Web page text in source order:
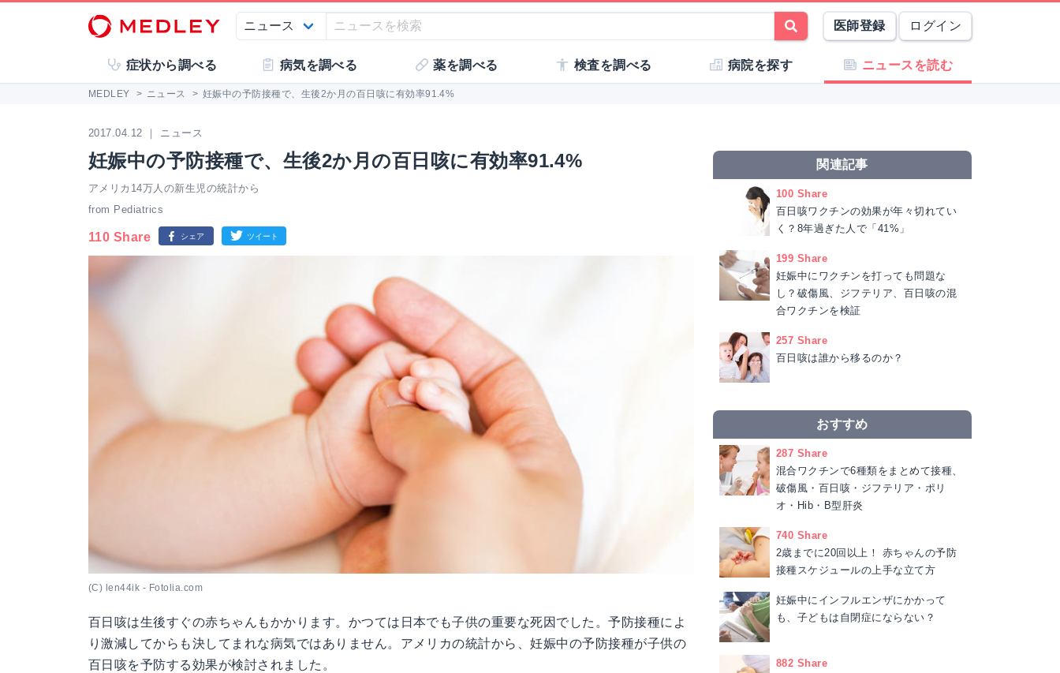
医師登録 ログイン
症状から調べる 病気を調べる 薬を調べる 検査を調べる 病院を探す ニュースを読む
MEDLEY > ニュース > 妊娠中の予防接種で、生後2か月の百日咳に有効率91.4%
2017.04.12 ｜ ニュース
妊娠中の予防接種で、生後2か月の百日咳に有効率91.4%
アメリカ14万人の新生児の統計から
from Pediatrics
110 Share
(C) len44ik - Fotolia.com
百日咳は生後すぐの赤ちゃんもかかります。かつては日本でも子供の重要な死因でした。予防接種によ
り激減してからも決してまれな病気ではありません。アメリカの統計から、妊娠中の予防接種が子供の
百日咳を予防する効果が検討されました。
関連記事
100 Share
百日咳ワクチンの効果が年々切れてい
く？8年過ぎた人で「41%」
199 Share
妊娠中にワクチンを打っても問題な
し？破傷風、ジフテリア、百日咳の混
合ワクチンを検証
257 Share
百日咳は誰から移るのか？
おすすめ
287 Share
混合ワクチンで6種類をまとめて接種、
破傷風・百日咳・ジフテリア・ポリ
オ・Hib・B型肝炎
740 Share
2歳までに20回以上！ 赤ちゃんの予防
接種スケジュールの上手な立て方
妊娠中にインフルエンザにかかって
も、子どもは自閉症にならない？
882 Share